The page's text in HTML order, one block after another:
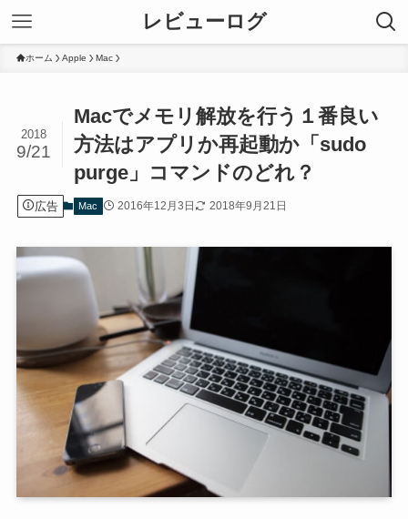
レビューログ
ホーム Apple Mac
Macでメモリ解放を行う１番良い
方法はアプリか再起動か「sudo
purge」コマンドのどれ？
2018
9/21
広告 Mac 2016年12月3日 2018年9月21日